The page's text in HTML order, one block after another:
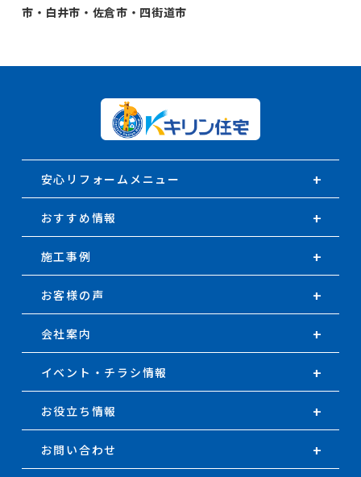
市・白井市・佐倉市・四街道市
安心リフォームメニュー
おすすめ情報
施工事例
お客様の声
会社案内
イベント・チラシ情報
お役立ち情報
お問い合わせ